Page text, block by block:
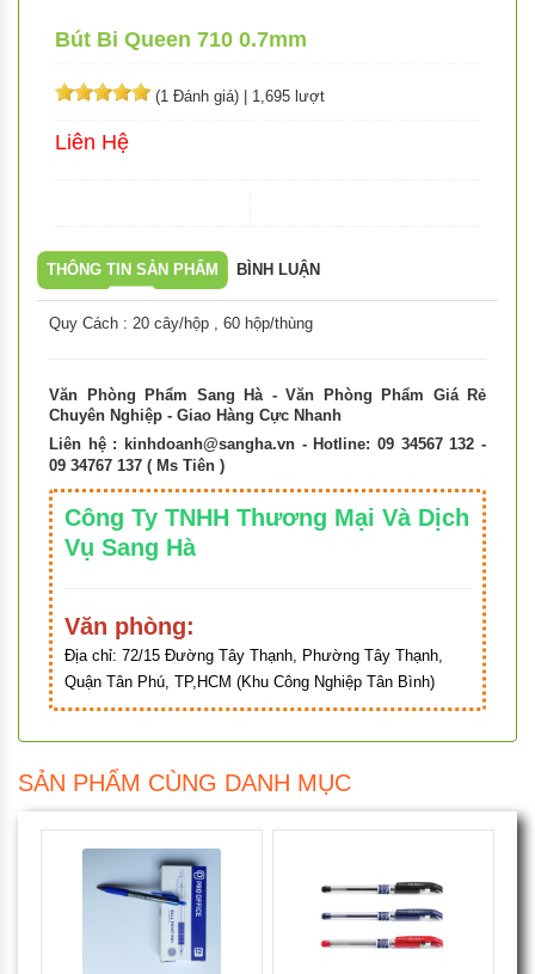
Bút Bi Queen 710 0.7mm
(1 Đánh giá) 1,695 lượt
Liên Hệ
THÔNG TIN SẢN PHẨM BÌNH LUẬN
Quy Cách : 20 cây/hộp , 60 hộp/thùng
Văn Phòng Phẩm Sang Hà - Văn Phòng Phẩm Giá Rẻ
Chuyên Nghiệp - Giao Hàng Cực Nhanh
Liên hệ : kinhdoanh@sangha.vn - Hotline: 09 34567 132 -
09 34767 137 ( Ms Tiên )
Công Ty TNHH Thương Mại Và Dịch
Vụ Sang Hà
Văn phòng:
Địa chỉ: 72/15 Đường Tây Thạnh, Phường Tây Thạnh,
Quận Tân Phú, TP,HCM (Khu Công Nghiệp Tân Bình)
SẢN PHẨM CÙNG DANH MỤC